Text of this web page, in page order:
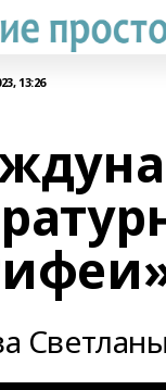
13:26